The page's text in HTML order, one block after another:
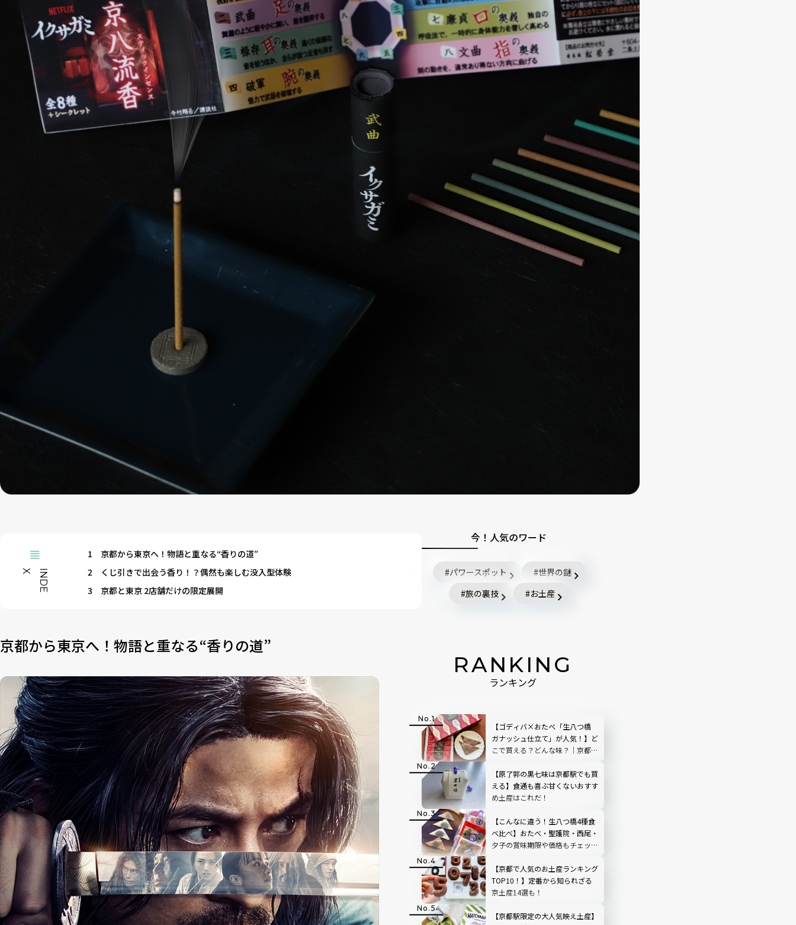
I
N
D
E
X
1
京都から東京へ！物語と重なる“香りの道”
2
くじ引きで出会う香り！？偶然も楽しむ没入型体験
3
京都と東京 2店舗だけの限定展開
京都から東京へ！物語と重なる“香りの道”
今！人気のワード
パワースポット
世界の謎
旅の裏技
お土産
RANKING
ランキング
【ゴディバ×おたべ「生八つ橋
ガナッシュ仕立て」が人気！】ど
こで買える？どんな味？｜京都お
【原了郭の黒七味は京都駅でも買
える】食通も喜ぶ甘くないおすす
め土産はこれだ！
【こんなに違う！生八つ橋4種食
べ比べ】おたべ・聖護院・西尾・
夕子の賞味期限や価格もチェック
【京都で人気のお土産ランキング
TOP10！】定番から知られざる
京土産14選も！
【京都駅限定の大人気映え土産】